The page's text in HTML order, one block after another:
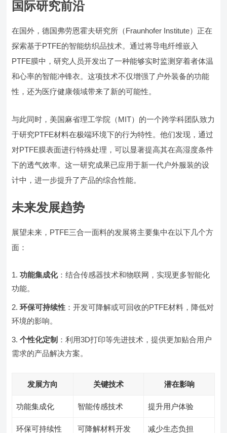
国际研究前沿
在国外，德国弗劳恩霍夫研究所（Fraunhofer Institute）正在
探索基于PTFE的智能纺织品技术。通过将导电纤维嵌入
PTFE膜中，研究人员开发出了一种能够实时监测穿着者体温
和心率的智能冲锋衣。这项技术不仅增强了户外装备的功能
性，还为医疗健康领域带来了新的可能性。
与此同时，美国麻省理工学院（MIT）的一个跨学科团队致力
于研究PTFE材料在极端环境下的行为特性。他们发现，通过
对PTFE膜表面进行特殊处理，可以显著提高其在高湿度条件
下的透气效率。这一研究成果已应用于新一代户外服装的设
计中，进一步提升了产品的综合性能。
未来发展趋势
展望未来，PTFE三合一面料的发展将主要集中在以下几个方
面：
功能集成化：结合传感器技术和物联网，实现更多智能化
功能。
环保可持续性 ：开发可降解或可回收的PTFE材料，降低对
环境的影响。
个性化定制 ：利用3D打印等先进技术，提供更加贴合用户
需求的产品解决方案。
发展方向 关键技术 潜在影响
功能集成化 智能传感技术 提升用户体验
环保可持续性 可降解材料开发 减少生态负担